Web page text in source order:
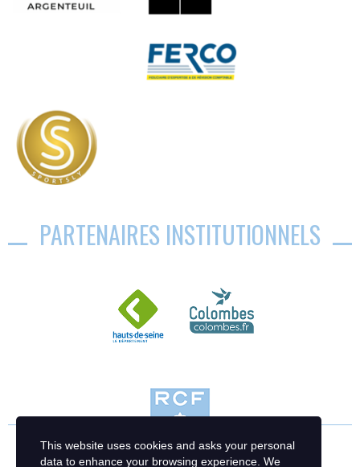
PARTENAIRES INSTITUTIONNELS
This website uses cookies and asks your personal
data to enhance your browsing experience. We